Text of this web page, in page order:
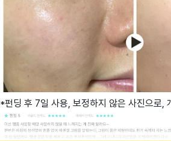
*펀딩 후 7일 사용, 보정하지 않은 사진으로,